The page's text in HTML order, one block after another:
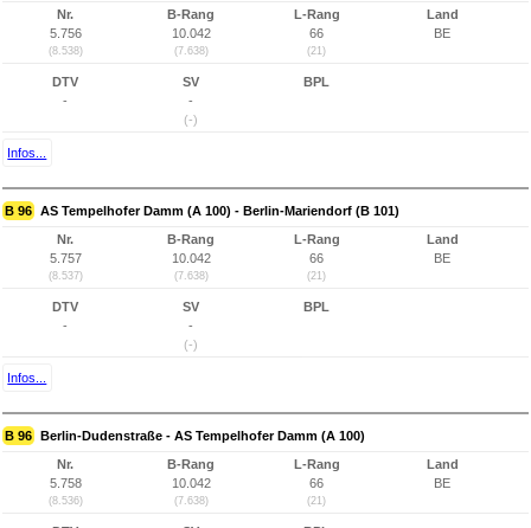
Nr.
5.756
(8.538)
B-Rang
10.042
(7.638)
L-Rang
66
(21)
Land
BE
DTV
-
SV
-
(-)
BPL
Infos...
B 96 AS Tempelhofer Damm (A 100) - Berlin-Mariendorf (B 101)
Nr.
5.757
(8.537)
B-Rang
10.042
(7.638)
L-Rang
66
(21)
Land
BE
DTV
-
SV
-
(-)
BPL
Infos...
B 96 Berlin-Dudenstraße - AS Tempelhofer Damm (A 100)
Nr.
5.758
(8.536)
B-Rang
10.042
(7.638)
L-Rang
66
(21)
Land
BE